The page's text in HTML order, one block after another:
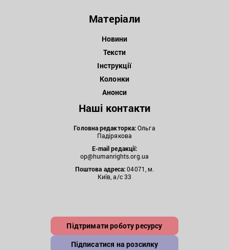
Матеріали
Новини
Тексти
Інструкції
Колонки
Анонси
Наші контакти
Головна редакторка:Ольга
Падірякова
E-mail редакції:
op@humanrights.org.ua
Поштова адреса:04071, м.
Київ, а/с 33
Підтримати роботу ресурсу
Підписатися на розсилку